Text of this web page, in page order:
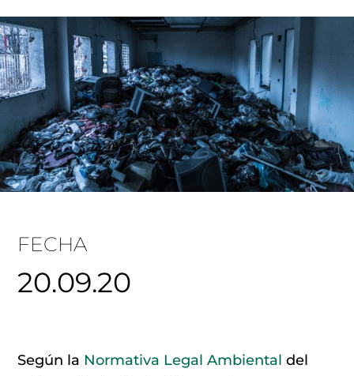
FECHA
20.09.20
Según la Normativa Legal Ambiental del